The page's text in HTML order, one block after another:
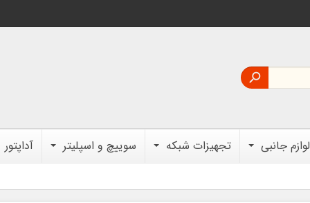

لوازم جانبی تجهیزات شبکه سوییچ و اسپلیتر آداپتور